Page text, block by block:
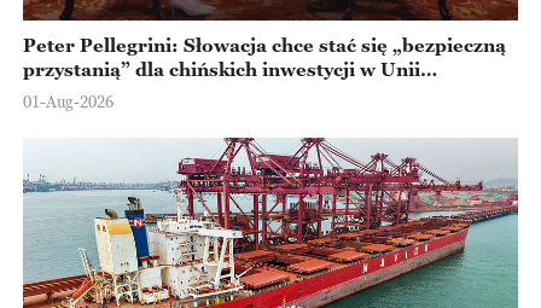
Peter Pellegrini: Słowacja chce stać się „bezpieczną
przystanią” dla chińskich inwestycji w Unii
Europejskiej
01-Aug-2026